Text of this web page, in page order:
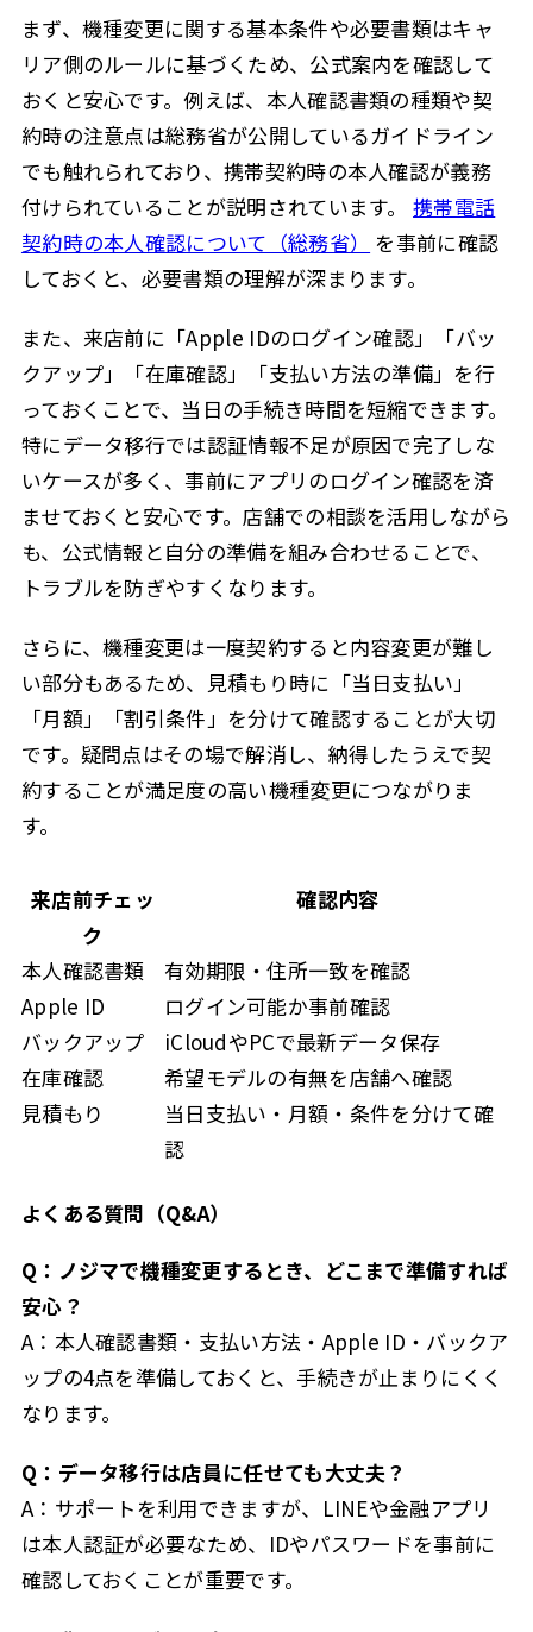
まず、機種変更に関する基本条件や必要書類はキャ
リア側のルールに基づくため、公式案内を確認して
おくと安心です。例えば、本人確認書類の種類や契
約時の注意点は総務省が公開しているガイドライン
でも触れられており、携帯契約時の本人確認が義務
付けられていることが説明されています。携帯電話
契約時の本人確認について（総務省）
を事前に確認
しておくと、必要書類の理解が深まります。
また、来店前に「Apple IDのログイン確認」「バッ
クアップ」「在庫確認」「支払い方法の準備」を行
っておくことで、当日の手続き時間を短縮できます。
特にデータ移行では認証情報不足が原因で完了しな
いケースが多く、事前にアプリのログイン確認を済
ませておくと安心です。店舗での相談を活用しながら
も、公式情報と自分の準備を組み合わせることで、
トラブルを防ぎやすくなります。
さらに、機種変更は一度契約すると内容変更が難し
い部分もあるため、見積もり時に「当日支払い」
「月額」「割引条件」を分けて確認することが大切
です。疑問点はその場で解消し、納得したうえで契
約することが満足度の高い機種変更につながりま
す。
来店前チェッ
ク
確認内容
本人確認書類
有効期限・住所一致を確認
Apple ID
ログイン可能か事前確認
バックアップ
iCloudやPCで最新データ保存
在庫確認
希望モデルの有無を店舗へ確認
見積もり
当日支払い・月額・条件を分けて確
認
よくある質問（Q&A）
Q：ノジマで機種変更するとき、どこまで準備すれば
安心？
A：本人確認書類・支払い方法・Apple ID・バックア
ップの4点を準備しておくと、手続きが止まりにくく
なります。
Q：データ移行は店員に任せても大丈夫？
A：サポートを利用できますが、LINEや金融アプリ
は本人認証が必要なため、IDやパスワードを事前に
確認しておくことが重要です。